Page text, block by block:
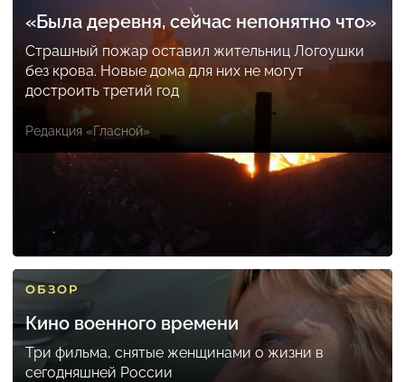
«Была деревня, сейчас непонятно что»
Страшный пожар оставил жительниц Логоушки
без крова. Новые дома для них не могут
достроить третий год
Редакция «Гласной»
ОБЗОР
Кино военного времени
Три фильма, снятые женщинами о жизни в
сегодняшней России